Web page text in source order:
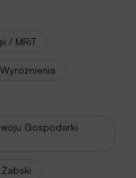
/ MRiT
Gospodarki